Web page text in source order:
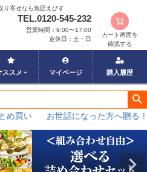
り寄せなら魚匠えびす
TEL.0120-545-232
営業時間：9:00〜17:00
定休日：土・日
カート画面を
確認する
ススメ マイページ 購入履歴
お世話になった方へ贈る！御中元